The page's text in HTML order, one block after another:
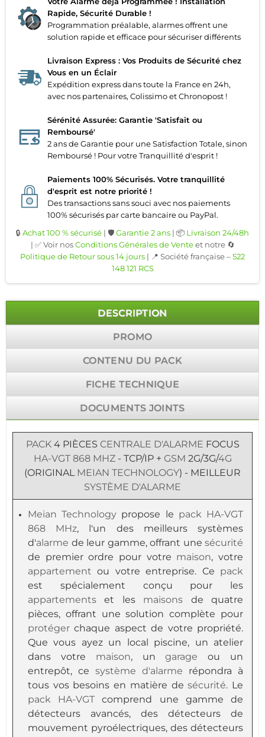
Rapide, Sécurité Durable !
Programmation préalable, alarmes offrent une
solution rapide et efficace pour sécuriser différents
Livraison Express : Vos Produits de Sécurité chez
Vous en un Éclair
Expédition express dans toute la France en 24h,
avec nos partenaires, Colissimo et Chronopost !
Sérénité Assurée: Garantie 'Satisfait ou
Remboursé'
2 ans de Garantie pour une Satisfaction Totale, sinon
Remboursé ! Pour votre Tranquillité d'esprit !
Paiements 100% Sécurisés. Votre tranquillité
d'esprit est notre priorité !
Des transactions sans souci avec nos paiements
100% sécurisés par carte bancaire ou PayPal.
🔒 Achat 100 % sécurisé | 🛡️Garantie 2 ans | 📦 Livraison 24/48h
| ✅ Voir nosConditions Générales de Venteet notre 🔄
Politique de Retour sous 14 jours | 📍 Société française –522
148 121 RCS
DESCRIPTION
PROMO
CONTENU DU PACK
FICHE TECHNIQUE
DOCUMENTS JOINTS
PACK4 PIÈCES CENTRALE D'ALARME FOCUS
HA-VGT 868 MHZ- TCP/IP + GSM 2G/3G/4G
(ORIGINAL MEIAN TECHNOLOGY) - MEILLEUR
SYSTÈME D'ALARME
Meian Technology propose le pack HA-VGT
868 MHz, l'un des meilleurs systèmes
d'alarme de leur gamme, offrant une sécurité
de premier ordre pour votre maison, votre
appartement ou votre entreprise. Ce pack
est spécialement conçu pour les
appartements et les maisons de quatre
pièces, offrant une solution complète pour
protéger chaque aspect de votre propriété.
Que vous ayez un local piscine, un atelier
dans votre maison, ungarage ou un
entrepôt, ce système d'alarme répondra à
tous vos besoins en matière desécurité. Le
pack
HA-VGT comprend une gamme de
détecteurs avancés, des détecteurs de
mouvement pyroélectriques, des détecteurs